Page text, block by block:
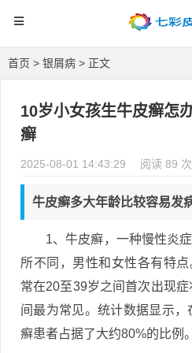
首页 > 银屑病 > 正文
10岁小女孩生牛皮癣怎
癣
2025-08-01 14:43:29 阅读 89 次
牛皮癣多大年龄比较容易发
1、牛皮癣，一种慢性炎
所不同，男性和女性各有特
常在20至39岁之间首次出现
间最为常见。统计数据显示
癣患者占据了大约80%的比例。